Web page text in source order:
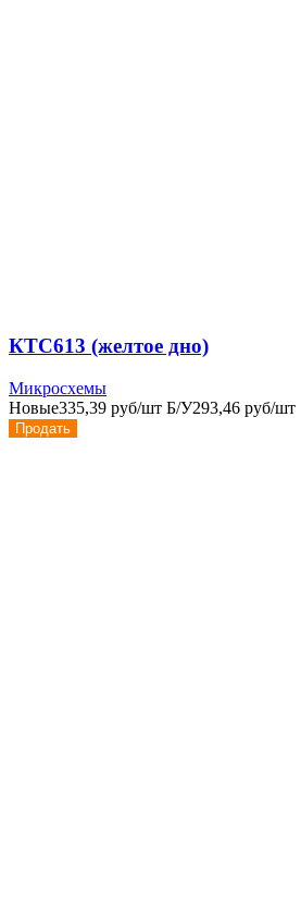
КТС613 (желтое дно)
Микросхемы
Новые335,39 руб/шт Б/У293,46 руб/шт
Продать